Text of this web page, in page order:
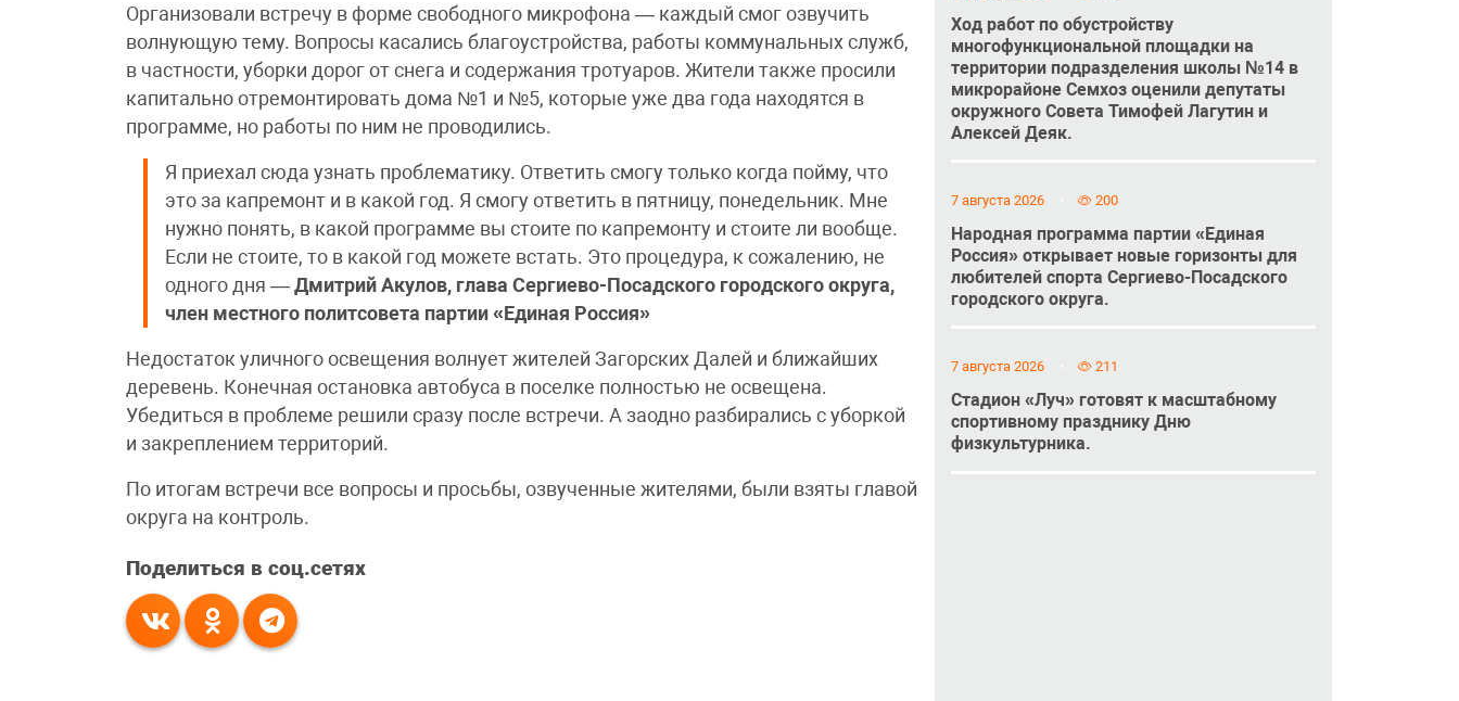
Организовали встречу в форме свободного микрофона — каждый смог озвучить
волнующую тему. Вопросы касались благоустройства, работы коммунальных служб,
в частности, уборки дорог от снега и содержания тротуаров. Жители также просили
капитально отремонтировать дома №1 и №5, которые уже два года находятся в
программе, но работы по ним не проводились.
Я приехал сюда узнать проблематику. Ответить смогу только когда пойму, что
это за капремонт и в какой год. Я смогу ответить в пятницу, понедельник. Мне
нужно понять, в какой программе вы стоите по капремонту и стоите ли вообще.
Если не стоите, то в какой год можете встать. Это процедура, к сожалению, не
одного дня —Дмитрий Акулов, глава Сергиево-Посадского городского округа,
член местного политсовета партии «Единая Россия»
Недостаток уличного освещения волнует жителей Загорских Далей и ближайших
деревень. Конечная остановка автобуса в поселке полностью не освещена.
Убедиться в проблеме решили сразу после встречи. А заодно разбирались с уборкой
и закреплением территорий.
По итогам встречи все вопросы и просьбы, озвученные жителями, были взяты главой
округа на контроль.
Поделиться в соц.сетях
Ход работ по обустройству
многофункциональной площадки на
территории подразделения школы №14 в
микрорайоне Семхоз оценили депутаты
окружного Совета Тимофей Лагутин и
Алексей Деяк.
7 августа 2026 200
Народная программа партии «Единая
Россия» открывает новые горизонты для
любителей спорта Сергиево-Посадского
городского округа.
7 августа 2026 211
Стадион «Луч» готовят к масштабному
спортивному празднику Дню
физкультурника.